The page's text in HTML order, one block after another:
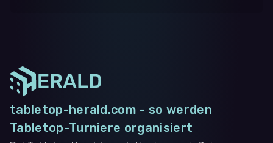
tabletop-herald.com - so werden
Tabletop-Turniere organisiert